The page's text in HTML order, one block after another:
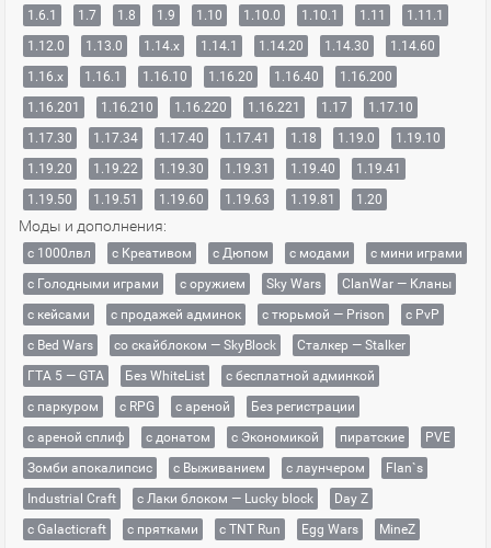
1.6.1
1.7 1.8 1.9 1.10 1.10.0 1.10.1 1.11
1.11.1
1.12.0
1.13.0 1.14.x 1.14.1 1.14.20 1.14.30
1.14.60
1.16.x
1.16.1 1.16.10 1.16.20 1.16.40
1.16.200
1.16.201
1.16.210 1.16.220 1.16.221 1.17
1.17.10
1.17.30
1.17.34 1.17.40 1.17.41 1.18 1.19.0
1.19.10
1.19.20
1.19.22 1.19.30 1.19.31 1.19.40
1.19.41
1.19.50
1.19.51 1.19.60 1.19.63 1.19.81 1.20
Моды и дополнения:
с 1000лвл c Креативом с Дюпом с модами
с мини играми
с Голодными играми
с оружием Sky Wars
ClanWar — Кланы
с кейсами
с продажей админок с тюрьмой — Prison
с PvP
с Bed Wars
со скайблоком — SkyBlock
Сталкер — Stalker
ГТА 5 — GTA
Без WhiteList
с бесплатной админкой
с паркуром
с RPG с ареной
Без регистрации
с ареной сплиф
с донатом с Экономикой пиратские
PVE
Зомби апокалипсис
с Выживанием с лаунчером
Flan`s
Industrial Craft
с Лаки блоком — Lucky block
Day Z
с Galacticraft
с прятками с TNT Run Egg Wars
MineZ